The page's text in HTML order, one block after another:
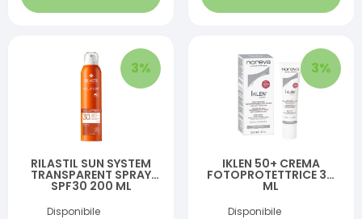
3%
RILASTIL SUN SYSTEM
TRANSPARENT SPRAY
SPF30 200 ML
Disponibile
3%
IKLEN 50+ CREMA
FOTOPROTETTRICE 30
ML
Disponibile